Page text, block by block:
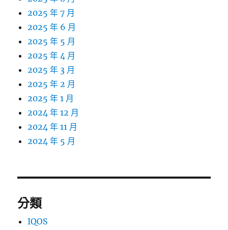
2025 年 7 月
2025 年 6 月
2025 年 5 月
2025 年 4 月
2025 年 3 月
2025 年 2 月
2025 年 1 月
2024 年 12 月
2024 年 11 月
2024 年 5 月
分類
IQOS